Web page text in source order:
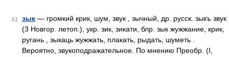
61 зык — громкий крик, шум, звук , зычный, др. русск. зыкъ звук
(3 Новгор. летоп.), укр. зик, зикати, блр. зык жужжание, крик,
ругань , зыкаць жужжать, плакать, рыдать, шуметь .
Вероятно, звукоподражательное. По мнению Преобр. (I,